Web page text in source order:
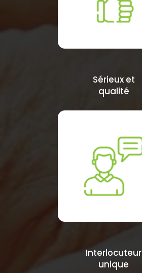
Sérieux et
qualité
Interlocuteur
unique